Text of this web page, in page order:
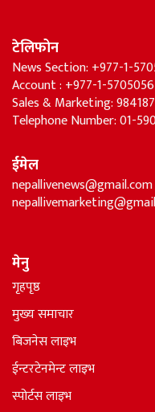
टेलिफोन
News Section: +977-1-
Account : +977-1-5705056
Sales & Marketing:
Telephone Number: 01-
ईमेल
nepallivenews@gmail.com
मेनु
गृहपृष्ठ
मुख्य समाचार
बिजनेस लाइभ
ईन्टरटेनमेन्ट लाइभ
स्पोर्टस लाइभ